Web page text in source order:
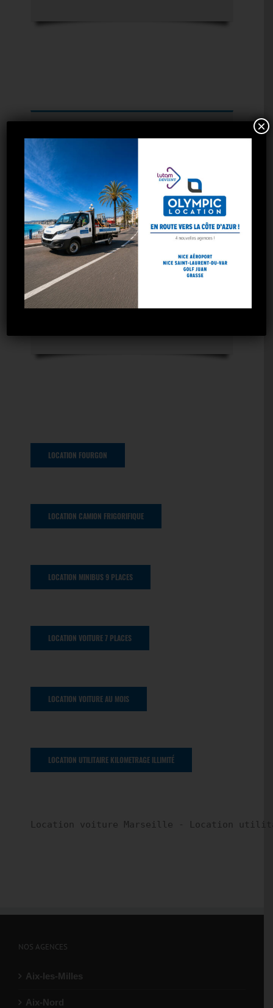
agences couvrent une grande partie des
quartiers Marseillais mais également les
villes d’Aubagne, Aix les milles, Gardanne
Marignane, Saint Maximin.
aeroport Marseille
Les arnavaux
Aubagne
Marignane
Saint Maximin
Aix les Milles
Gardanne
LOCATION FOURGON
LOCATION CAMION FRIGORIFIQUE
LOCATION MINIBUS 9 PLACES
LOCATION VOITURE 7 PLACES
LOCATION VOITURE AU MOIS
LOCATION UTILITAIRE KILOMETRAGE ILLIMITÉ
Location voiture Marseille - Location
NOS AGENCES
Aix-les-Milles
Aix-Nord
×